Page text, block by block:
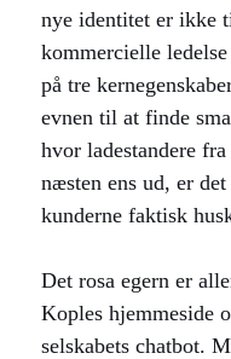
nye identitet er ikke
kommercielle
på tre
evnen til at finde
hvor ladestandere
næsten ens ud, er
kunderne faktisk
Det rosa egern er
Koples hjemmeside
selskabets chatbot.